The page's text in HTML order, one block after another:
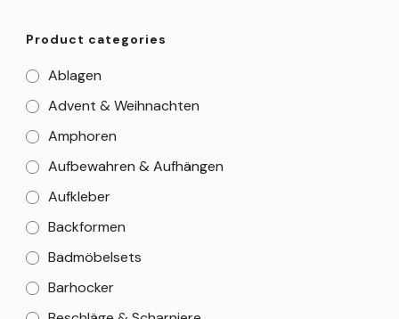
Product categories
Ablagen
Advent & Weihnachten
Amphoren
Aufbewahren & Aufhängen
Aufkleber
Backformen
Badmöbelsets
Barhocker